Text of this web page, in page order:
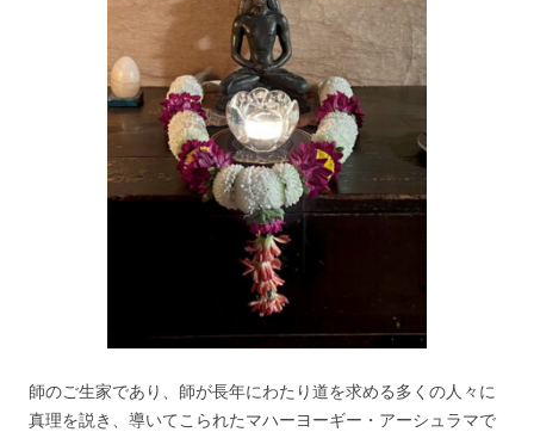
師のご生家であり、師が長年にわたり道を求める多くの人々に
真理を説き、導いてこられたマハーヨーギー・アーシュラマで